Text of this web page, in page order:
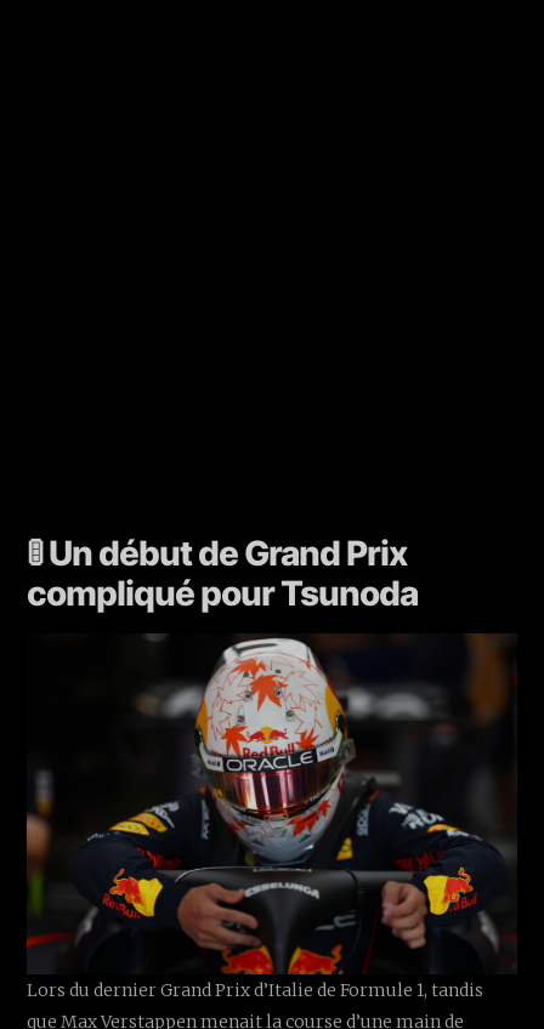
🚦 Un début de Grand Prix
compliqué pour Tsunoda
Lors du dernier Grand Prix d’Italie de Formule 1, tandis
que Max Verstappen menait la course d’une main de